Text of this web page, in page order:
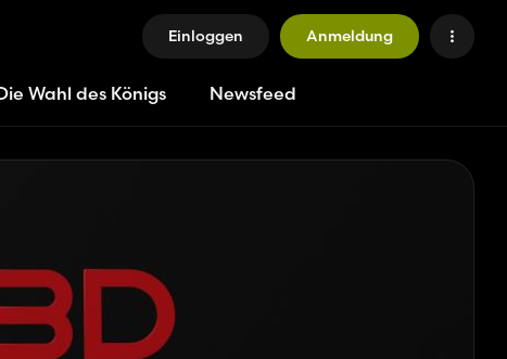
Einloggen Anmeldung
Wahl des Königs Newsfeed